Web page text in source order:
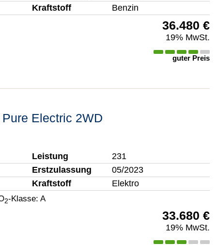
Kraftstoff
Benzin
36.480 €
19% MwSt.
guter Preis
Electric 2WD
Leistung
231
Erstzulassung
05/2023
Kraftstoff
Elektro
2-Klasse:A
33.680 €
19% MwSt.